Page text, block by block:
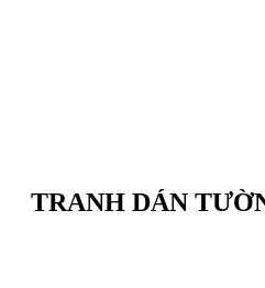
TRANH DÁN